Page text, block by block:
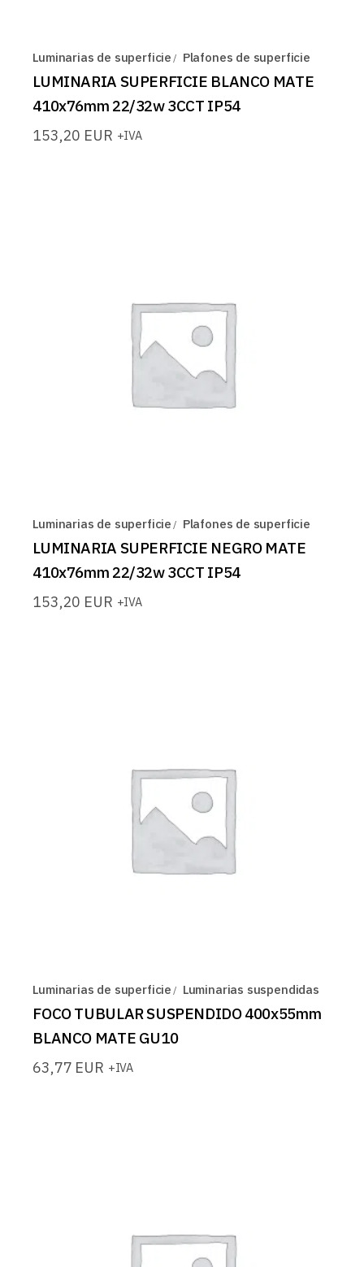
Luminarias de superficie Plafones de superficie
LUMINARIA SUPERFICIE BLANCO MATE
410x76mm 22/32w 3CCT IP54
153,20 EUR +IVA
Luminarias de superficie Plafones de superficie
LUMINARIA SUPERFICIE NEGRO MATE
410x76mm 22/32w 3CCT IP54
153,20 EUR +IVA
Luminarias de superficie Luminarias suspendidas
FOCO TUBULAR SUSPENDIDO 400x55mm
BLANCO MATE GU10
63,77 EUR +IVA